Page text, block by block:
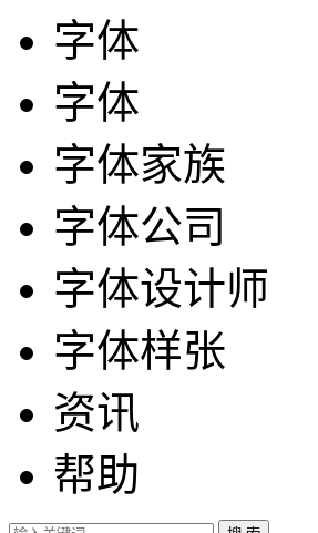
字体
字体
字体家族
字体公司
字体设计师
字体样张
资讯
帮助